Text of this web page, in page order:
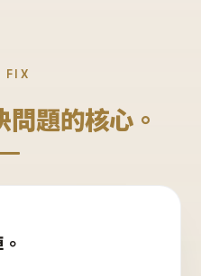
FIX
問題的核心。